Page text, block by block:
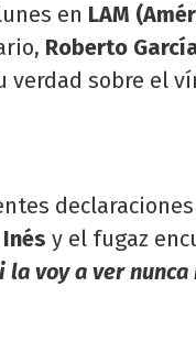
en LAM
Roberto
verdad sobre el
Inés y el fugaz
voy a ver nunca